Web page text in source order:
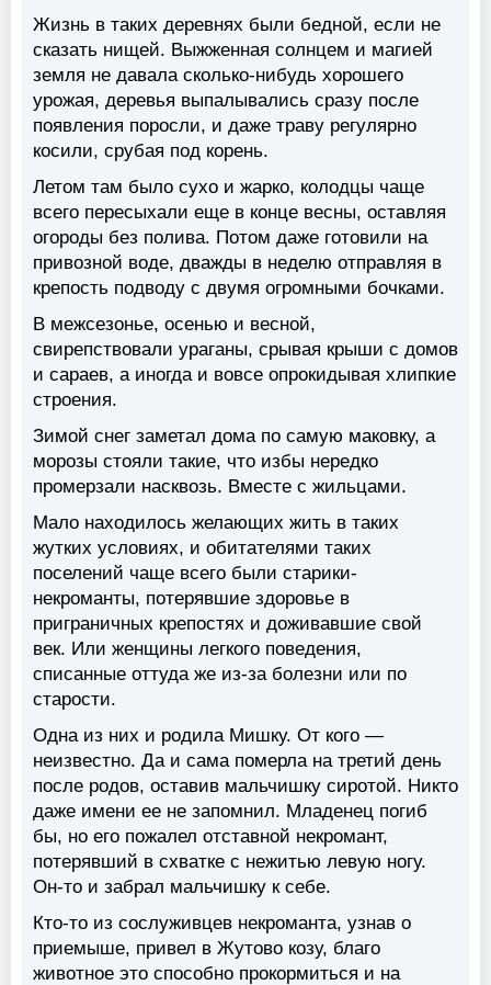
Жизнь в таких деревнях были бедной, если не
сказать нищей. Выжженная солнцем и магией
земля не давала сколько-нибудь хорошего
урожая, деревья выпалывались сразу после
появления поросли, и даже траву регулярно
косили, срубая под корень.
Летом там было сухо и жарко, колодцы чаще
всего пересыхали еще в конце весны, оставляя
огороды без полива. Потом даже готовили на
привозной воде, дважды в неделю отправляя в
крепость подводу с двумя огромными бочками.
В межсезонье, осенью и весной,
свирепствовали ураганы, срывая крыши с домов
и сараев, а иногда и вовсе опрокидывая хлипкие
строения.
Зимой снег заметал дома по самую маковку, а
морозы стояли такие, что избы нередко
промерзали насквозь. Вместе с жильцами.
Мало находилось желающих жить в таких
жутких условиях, и обитателями таких
поселений чаще всего были старики-
некроманты, потерявшие здоровье в
приграничных крепостях и доживавшие свой
век. Или женщины легкого поведения,
списанные оттуда же из-за болезни или по
старости.
Одна из них и родила Мишку. От кого —
неизвестно. Да и сама померла на третий день
после родов, оставив мальчишку сиротой. Никто
даже имени ее не запомнил. Младенец погиб
бы, но его пожалел отставной некромант,
потерявший в схватке с нежитью левую ногу.
Он-то и забрал мальчишку к себе.
Кто-то из сослуживцев некроманта, узнав о
приемыше, привел в Жутово козу, благо
животное это способно прокормиться и на